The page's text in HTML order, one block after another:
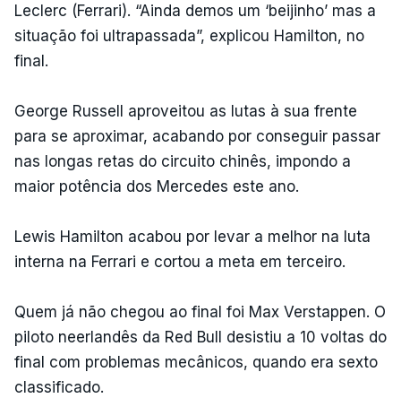
Leclerc (Ferrari). “Ainda demos um ‘beijinho’ mas a
situação foi ultrapassada”, explicou Hamilton, no
final.
George Russell aproveitou as lutas à sua frente
para se aproximar, acabando por conseguir passar
nas longas retas do circuito chinês, impondo a
maior potência dos Mercedes este ano.
Lewis Hamilton acabou por levar a melhor na luta
interna na Ferrari e cortou a meta em terceiro.
Quem já não chegou ao final foi Max Verstappen. O
piloto neerlandês da Red Bull desistiu a 10 voltas do
final com problemas mecânicos, quando era sexto
classificado.